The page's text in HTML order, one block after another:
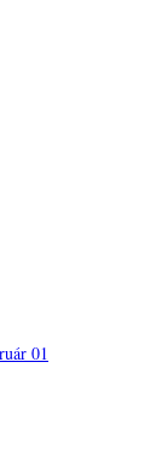
01